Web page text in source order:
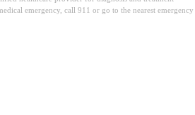
emergency, call 911 or go to the nearest emergency